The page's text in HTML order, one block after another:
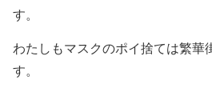
す。
わたしもマスクのポイ捨ては繁華
す。